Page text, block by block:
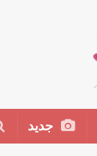
جديد